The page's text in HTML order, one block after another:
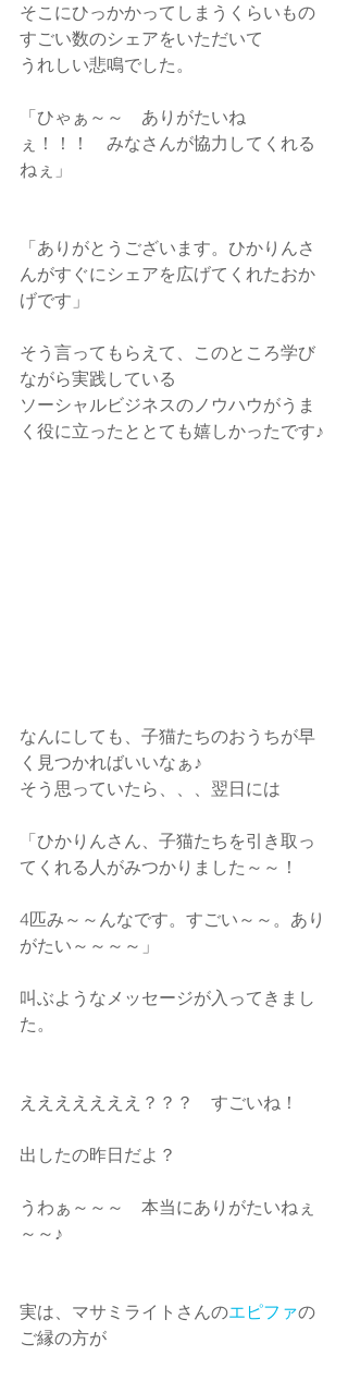
そこにひっかかってしまうくらいもの
すごい数のシェアをいただいて
うれしい悲鳴でした。
「ひゃぁ～～　ありがたいね
ぇ！！！　みなさんが協力してくれる
ねぇ」
「ありがとうございます。ひかりんさ
んがすぐにシェアを広げてくれたおか
げです」
そう言ってもらえて、このところ学び
ながら実践している
ソーシャルビジネスのノウハウがうま
く役に立ったととても嬉しかったです♪
なんにしても、子猫たちのおうちが早
く見つかればいいなぁ♪
そう思っていたら、、、翌日には
「ひかりんさん、子猫たちを引き取っ
てくれる人がみつかりました～～！
4匹み～～んなです。すごい～～。あり
がたい～～～～」
叫ぶようなメッセージが入ってきまし
た。
えええええええ？？？　すごいね！
出したの昨日だよ？
うわぁ～～～　本当にありがたいねぇ
～～♪
実は、マサミライトさんのエピファの
ご縁の方が